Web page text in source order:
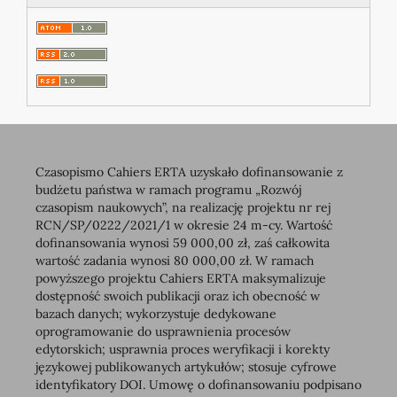
Czasopismo Cahiers ERTA uzyskało dofinansowanie z
budżetu państwa w ramach programu „Rozwój
czasopism naukowych”, na realizację projektu nr rej
RCN/SP/0222/2021/1 w okresie 24 m-cy. Wartość
dofinansowania wynosi 59 000,00 zł, zaś całkowita
wartość zadania wynosi 80 000,00 zł. W ramach
powyższego projektu Cahiers ERTA maksymalizuje
dostępność swoich publikacji oraz ich obecność w
bazach danych; wykorzystuje dedykowane
oprogramowanie do usprawnienia procesów
edytorskich; usprawnia proces weryfikacji i korekty
językowej publikowanych artykułów; stosuje cyfrowe
identyfikatory DOI. Umowę o dofinansowaniu podpisano